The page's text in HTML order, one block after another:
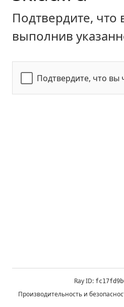
Подтвердите, что
выполнив
Подтвердите, что вы
Ray ID:
Производительность и